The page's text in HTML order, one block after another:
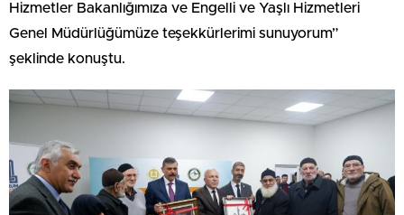
Hizmetler Bakanlığımıza ve Engelli ve Yaşlı Hizmetleri
Genel Müdürlüğümüze teşekkürlerimi sunuyorum”
şeklinde konuştu.